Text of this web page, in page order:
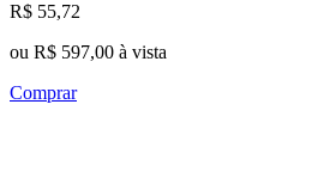
R$ 55,72
ou R$ 597,00 à vista
Comprar